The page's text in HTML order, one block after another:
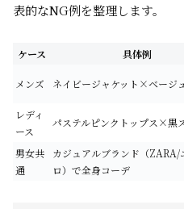
表的なNG例を整理します。
ケース 具体例
メンズ ネイビージャケット×ベージ
レディ
ース
パステルピンクトップス×黒
男女共
通
カジュアルブランド（ZARA/
ロ）で全身コーデ